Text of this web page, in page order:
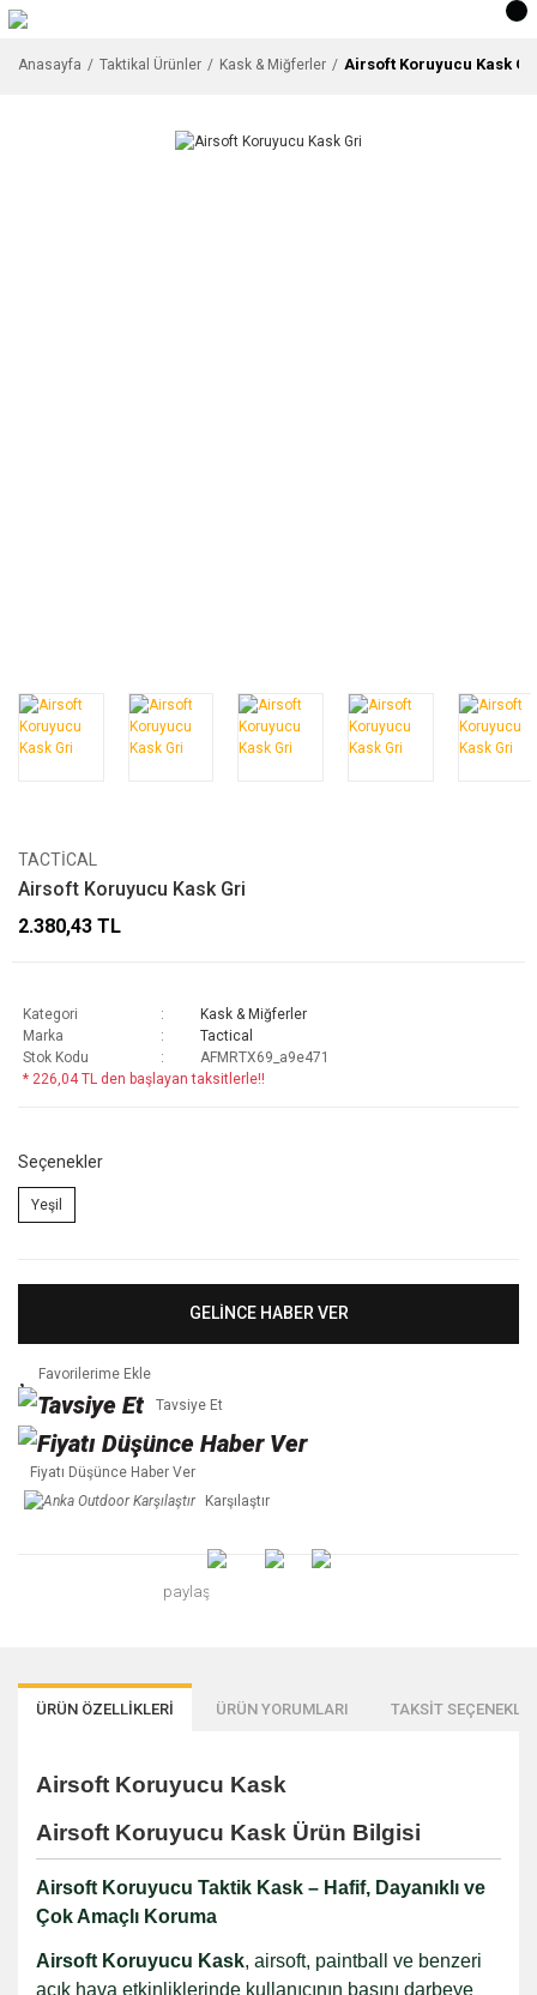
Anasayfa Taktikal Ürünler Kask & Miğferler Airsoft Koruyucu Kask
TACTICAL
Airsoft Koruyucu Kask Gri
2.380,43 TL
Kategori
Kask & Miğferler
Marka
Tactical
Stok Kodu
AFMRTX69_a9e471
* 226,04 TL den başlayan taksitlerle!!
Seçenekler
Yeşil
GELİNCE HABER VER
Tavsiye Et
Fiyatı Düşünce Haber Ver
Karşılaştır
paylaş
ÜRÜN ÖZELLİKLERİ ÜRÜN YORUMLARI TAKSİT
Airsoft Koruyucu Kask
Airsoft Koruyucu Kask Ürün Bilgisi
Airsoft Koruyucu Taktik Kask – Hafif, Dayanıklı ve
Çok Amaçlı Koruma
Airsoft Koruyucu Kask, airsoft, paintball ve benzeri
açık hava etkinliklerinde kullanıcının başını darbeye